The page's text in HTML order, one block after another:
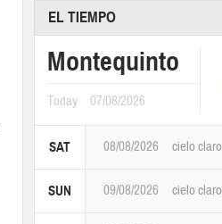
EL TIEMPO
Montequinto
Today 07/08/2026
SAT 08/08/2026 cielo claro
SUN 09/08/2026 cielo claro